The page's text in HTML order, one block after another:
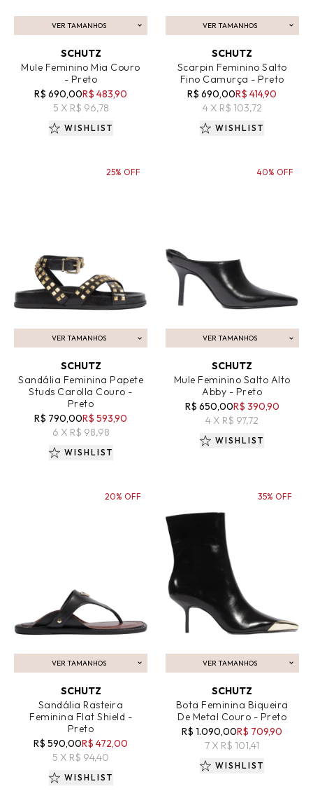
VER TAMANHOS
ADICIONAR AO CARRINHO
SCHUTZ
Mule Feminino Mia Couro
- Preto
R$ 690,00R$ 483,90
5 X R$ 96,78
WISHLIST
VER TAMANHOS
ADICIONAR AO CARRINHO
SCHUTZ
Scarpin Feminino Salto
Fino Camurça - Preto
R$ 690,00R$ 414,90
4 X R$ 103,72
WISHLIST
VER TAMANHOS
ADICIONAR AO CARRINHO
SCHUTZ
Sandália Feminina Papete
Studs Carolla Couro -
Preto
R$ 790,00R$ 593,90
6 X R$ 98,98
25% OFF
WISHLIST
VER TAMANHOS
ADICIONAR AO CARRINHO
SCHUTZ
Mule Feminino Salto Alto
Abby - Preto
R$ 650,00R$ 390,90
4 X R$ 97,72
40% OFF
WISHLIST
VER TAMANHOS
ADICIONAR AO CARRINHO
SCHUTZ
Sandália Rasteira
Feminina Flat Shield -
Preto
R$ 590,00R$ 472,00
5 X R$ 94,40
20% OFF
WISHLIST
VER TAMANHOS
ADICIONAR AO CARRINHO
SCHUTZ
Bota Feminina Biqueira
De Metal Couro - Preto
R$ 1.090,00R$ 709,90
7 X R$ 101,41
35% OFF
WISHLIST